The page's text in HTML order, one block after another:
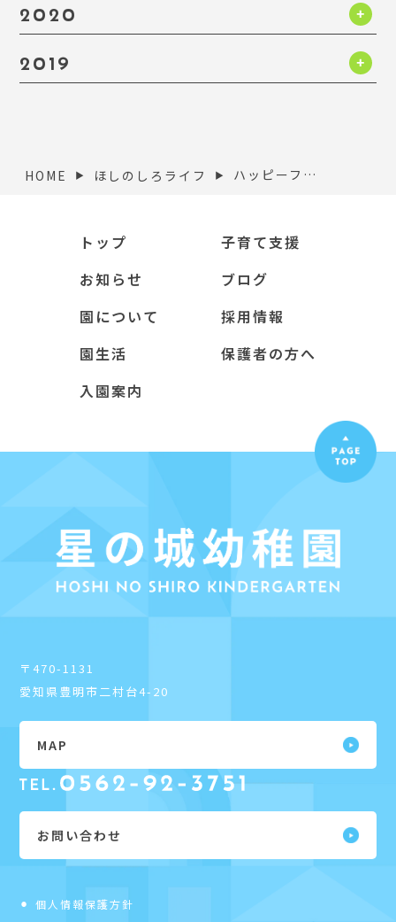
2020
2019
HOME ▶︎ ほしのしろライフ ▶︎ ハッピーファミリーデー
トップ
お知らせ
園について
園生活
入園案内
子育て支援
ブログ
採用情報
保護者の方へ
〒470-1131
愛知県豊明市二村台4-20
MAP
お問い合わせ
個人情報保護方針